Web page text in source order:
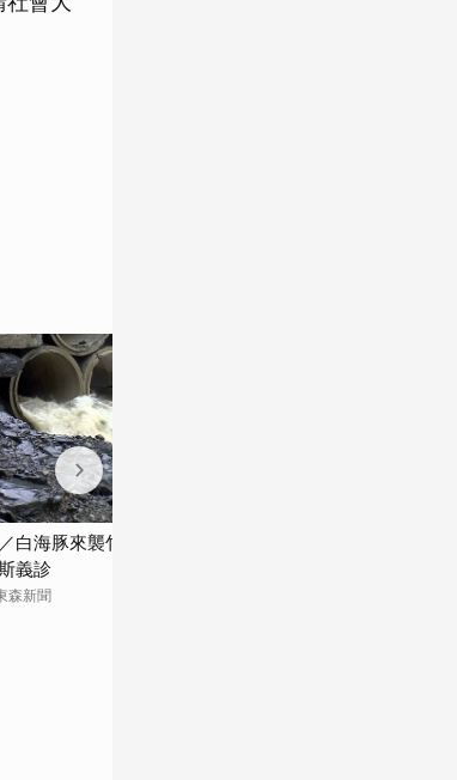
白海豚來襲竹縣雨勢強烈 醫挺進司
義診
森新聞